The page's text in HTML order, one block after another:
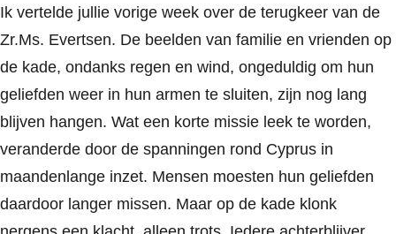
Ik vertelde jullie vorige week over de terugkeer van de
Zr.Ms. Evertsen. De beelden van familie en vrienden op
de kade, ondanks regen en wind, ongeduldig om hun
geliefden weer in hun armen te sluiten, zijn nog lang
blijven hangen. Wat een korte missie leek te worden,
veranderde door de spanningen rond Cyprus in
maandenlange inzet. Mensen moesten hun geliefden
daardoor langer missen. Maar op de kade klonk